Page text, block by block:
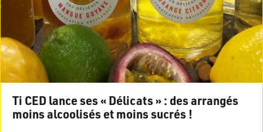
Ti CED lance ses « Délicats » : des arrangés
moins alcoolisés et moins sucrés !